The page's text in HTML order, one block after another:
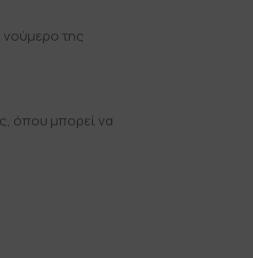
νούμερο της
όπου μπορεί να